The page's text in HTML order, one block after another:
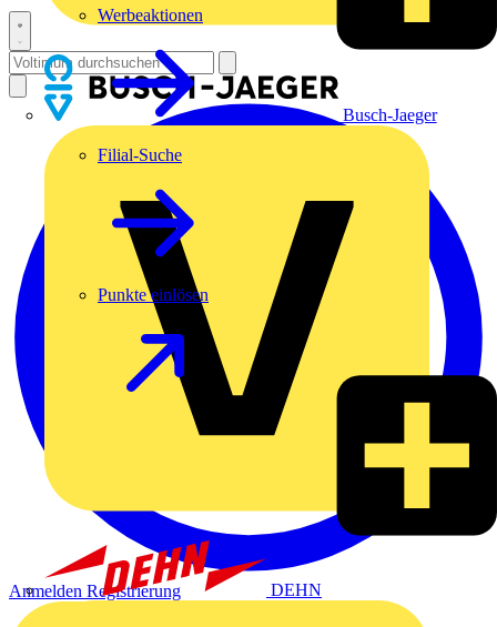
Busch-Jaeger
DEHN
Werbeaktionen
Filial-Suche
Punkte einlösen
Anmelden Registrierung